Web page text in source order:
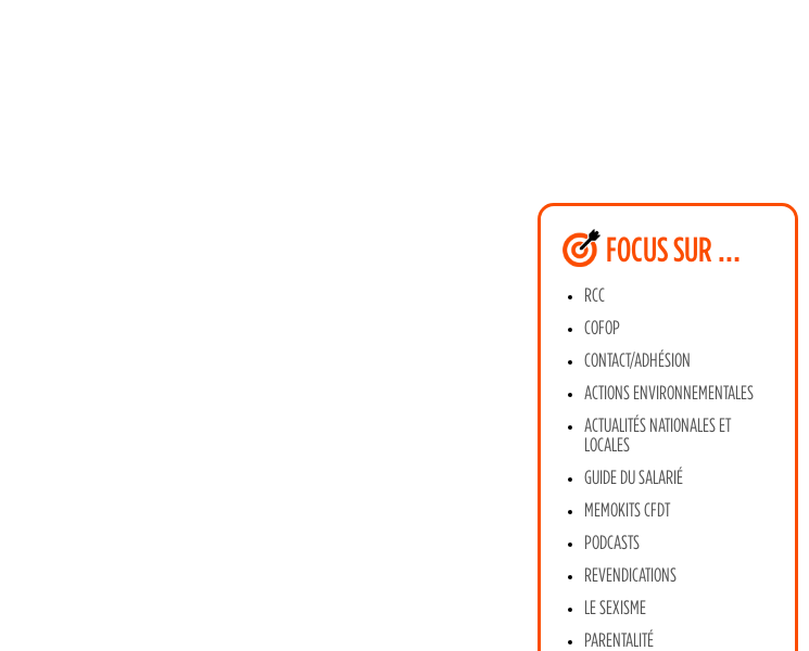
FOCUS SUR …
RCC
COFOP
CONTACT/ADHÉSION
ACTIONS ENVIRONNEMENTALES
ACTUALITÉS NATIONALES ET
LOCALES
GUIDE DU SALARIÉ
MEMOKITS CFDT
PODCASTS
REVENDICATIONS
LE SEXISME
PARENTALITÉ